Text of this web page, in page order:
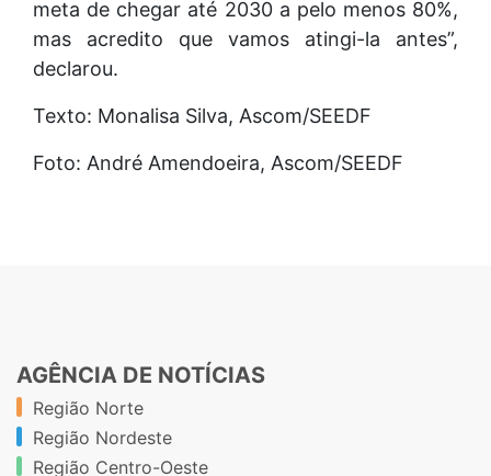
meta de chegar até 2030 a pelo menos 80%,
mas acredito que vamos atingi-la antes”,
declarou.
Texto: Monalisa Silva, Ascom/SEEDF
Foto: André Amendoeira, Ascom/SEEDF
AGÊNCIA DE NOTÍCIAS
Região Norte
Região Nordeste
Região Centro-Oeste